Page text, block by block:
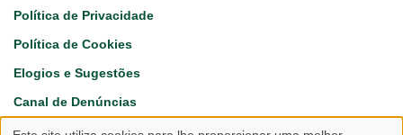
Footer
Política de Privacidade
Política de Cookies
Elogios e Sugestões
Canal de Denúncias